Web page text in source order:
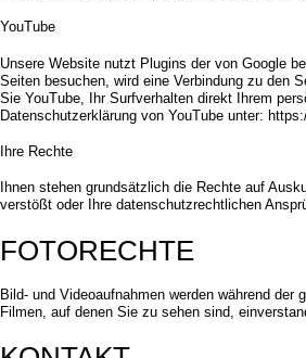
YouTube
Unsere Website nutzt Plugins der von Google
Seiten besuchen, wird eine Verbindung zu den
Sie YouTube, Ihr Surfverhalten direkt Ihrem
Datenschutzerklärung von YouTube unter:
Ihre Rechte
Ihnen stehen grundsätzlich die Rechte auf
verstößt oder Ihre datenschutzrechtlichen
FOTORECHTE
Bild- und Videoaufnahmen werden während
Filmen, auf denen Sie zu sehen sind,